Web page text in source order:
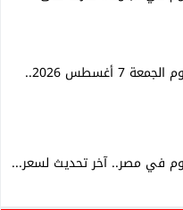
سعر الدولار اليوم الجمعة 7 أغسطس 2026..
في مصر.. آخر تحديث لسعر...